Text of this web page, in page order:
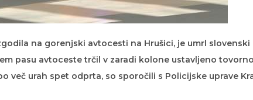
na gorenjski avtocesti na Hrušici, je umrl slovenski
pasu avtoceste trčil v zaradi kolone ustavljeno tovorno
več urah spet odprta, so sporočili s Policijske uprave